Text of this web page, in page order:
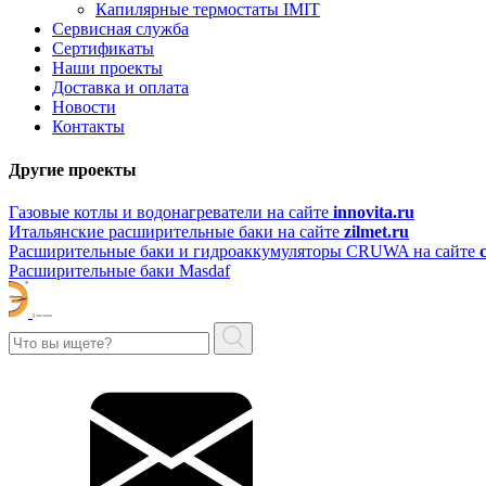
Капилярные термостаты IMIT
Сервисная служба
Сертификаты
Наши проекты
Доставка и оплата
Новости
Контакты
Другие проекты
Газовые котлы и водонагреватели на сайте innovita.ru
Итальянские расширительные баки на сайте zilmet.ru
Расширительные баки и гидроаккумуляторы CRUWA на сайте
Расширительные баки Masdaf